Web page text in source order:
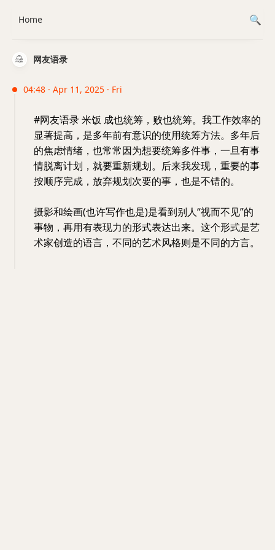
网友语录
04:48 · Apr 11, 2025 · Fri
#网友语录 米饭 成也统筹，败也统筹。我工作效率的
显著提高，是多年前有意识的使用统筹方法。多年后
的焦虑情绪，也常常因为想要统筹多件事，一旦有事
情脱离计划，就要重新规划。后来我发现，重要的事
按顺序完成，放弃规划次要的事，也是不错的。
摄影和绘画(也许写作也是)是看到别人“视而不见”的
事物，再用有表现力的形式表达出来。这个形式是艺
术家创造的语言，不同的艺术风格则是不同的方言。
Home